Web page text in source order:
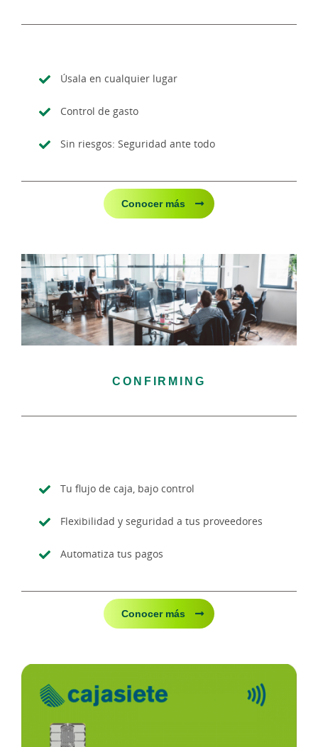
Úsala en cualquier lugar
Control de gasto
Sin riesgos: Seguridad ante todo
Conocer más
CONFIRMING
Tu flujo de caja, bajo control
Flexibilidad y seguridad a tus proveedores
Automatiza tus pagos
Conocer más